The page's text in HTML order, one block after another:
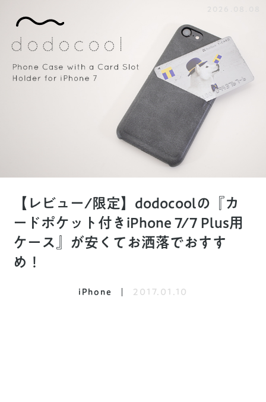
【レビュー/限定】dodocoolの『カ
ードポケット付きiPhone 7/7 Plus用
ケース』が安くてお洒落でおすす
め！
iPhone 2017.01.10